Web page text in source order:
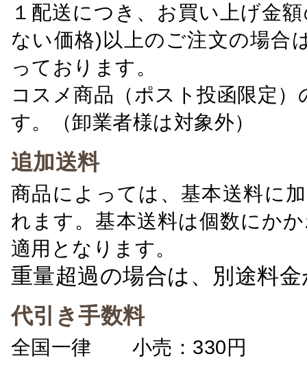
１配送につき、お買い上げ金
ない価格)以上のご注文の場合
っております。
コスメ商品（ポスト投函限定
す。（卸業者様は対象外）
追加送料
商品によっては、基本送料に
れます。基本送料は個数にか
適用となります。
重量超過の場合は、別途料
代引き手数料
全国一律 小売：330円 卸